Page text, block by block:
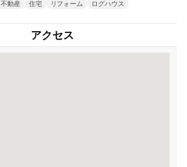
不動産 住宅 リフォーム ログハウス
アクセス